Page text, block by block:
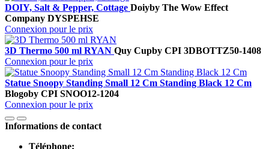
DOIY, Salt & Pepper, Cottage Doiyby The Wow Effect
Company DYSPEHSE
Connexion pour le prix
3D Thermo 500 ml RYAN Quy Cupby CPI 3DBOTTZ50-1408
Connexion pour le prix
Statue Snoopy Standing Small 12 Cm Standing Black 12 Cm
Blogoby CPI SNOO12-1204
Connexion pour le prix
Informations de contact
Téléphone: